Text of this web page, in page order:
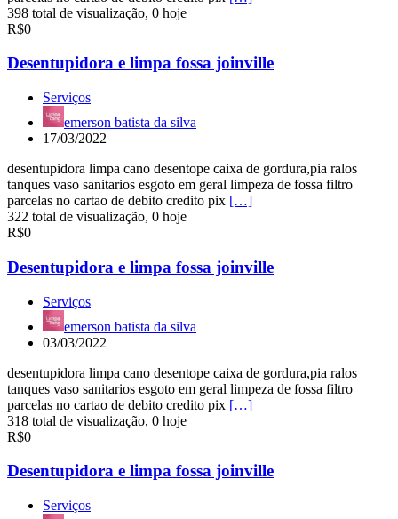
398 total de visualização, 0 hoje
R$0
Desentupidora e limpa fossa joinville
Serviços
emerson batista da silva
17/03/2022
desentupidora limpa cano desentope caixa de gordura,pia ralos
tanques vaso sanitarios esgoto em geral limpeza de fossa filtro
parcelas no cartao de debito credito pix […]
322 total de visualização, 0 hoje
R$0
Desentupidora e limpa fossa joinville
Serviços
emerson batista da silva
03/03/2022
desentupidora limpa cano desentope caixa de gordura,pia ralos
tanques vaso sanitarios esgoto em geral limpeza de fossa filtro
parcelas no cartao de debito credito pix […]
318 total de visualização, 0 hoje
R$0
Desentupidora e limpa fossa joinville
Serviços